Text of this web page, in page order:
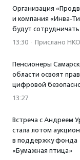
Организация
и компания «Инва-
будут сотрудничать
13:30 · Прислано НКО
Пенсионеры
области освоят
цифровой
13:27
Встреча с Андреем
стала лотом
в поддержку фонда
«Бумажная птица»